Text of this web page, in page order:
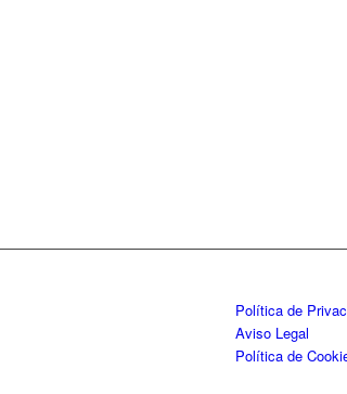
Política de
Aviso Legal
Política de